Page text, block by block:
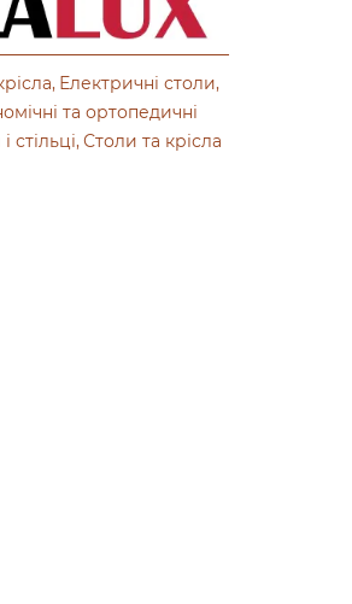
Електричні столи
та ортопедичні
стільці Столи та крісла